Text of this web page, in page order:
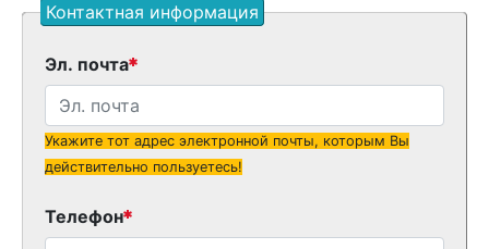
Контактная информация
Эл. почта
Укажите тот адрес электронной почты, которым Вы
действительно пользуетесь!
Телефон